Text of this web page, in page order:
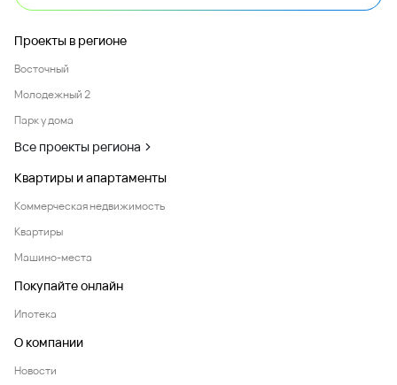
Проекты в регионе
Восточный
Молодежный 2
Парк у дома
Все проекты региона
Квартиры и апартаменты
Коммерческая недвижимость
Квартиры
Машино-места
Покупайте онлайн
Ипотека
О компании
Новости